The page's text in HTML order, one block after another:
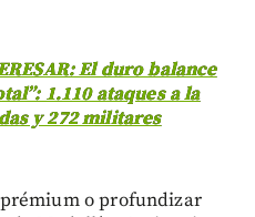
El duro balance
1.110 ataques a la
y 272 militares
o profundizar